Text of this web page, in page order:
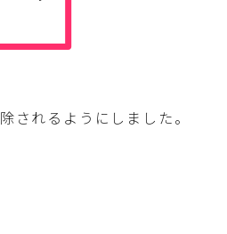
されるようにしました。